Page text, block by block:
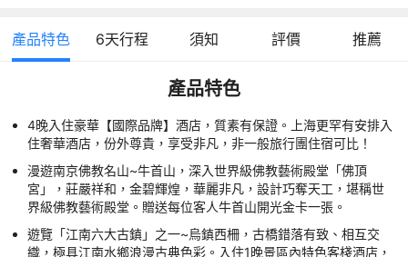
產品特色 6天行程 須知 評價 推薦
產品特色
4晚入住豪華【國際品牌】酒店，質素有保證。上海更罕有安排入
住奢華酒店，份外尊貴，享受非凡，非一般旅行團住宿可比！
漫遊南京佛教名山~牛首山，深入世界級佛教藝術殿堂「佛頂
宮」，莊嚴祥和，金碧輝煌，華麗非凡，設計巧奪天工，堪稱世
界級佛教藝術殿堂。贈送每位客人牛首山開光金卡一張。
遊覽「江南六大古鎮」之一~烏鎮西柵，古橋錯落有致、相互交
織，極具江南水鄉浪漫古典色彩。入住1晚景區內特色客棧酒店，